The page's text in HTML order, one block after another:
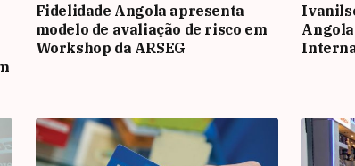
Fidelidade Angola apresenta
modelo de avaliação de risco em
Workshop da ARSEG